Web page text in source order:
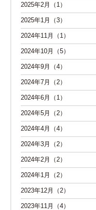
2025年2月（1）
2025年1月（3）
2024年11月（1）
2024年10月（5）
2024年9月（4）
2024年7月（2）
2024年6月（1）
2024年5月（2）
2024年4月（4）
2024年3月（2）
2024年2月（2）
2024年1月（2）
2023年12月（2）
2023年11月（4）